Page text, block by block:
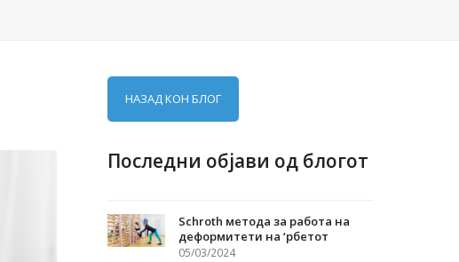
НАЗАД КОН БЛОГ
Последни објави од блогот
Schroth метода за работа на
деформитети на ‘рбетот
05/03/2024